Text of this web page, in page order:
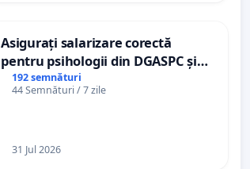
Asigurați salarizare corectă
pentru psihologii din DGASPC și
spitale
192 semnături
44 Semnături / 7 zile
31 Jul 2026